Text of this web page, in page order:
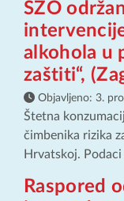
SZO
alkohola u
zaštiti“,
Objavljeno: 3.
Štetna
čimbenika rizika
Hrvatskoj.
Raspored